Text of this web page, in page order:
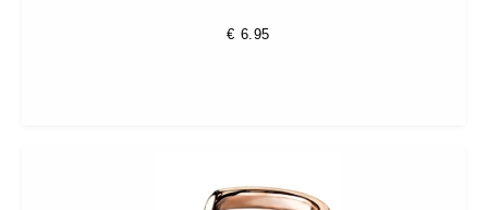
€ 6.95